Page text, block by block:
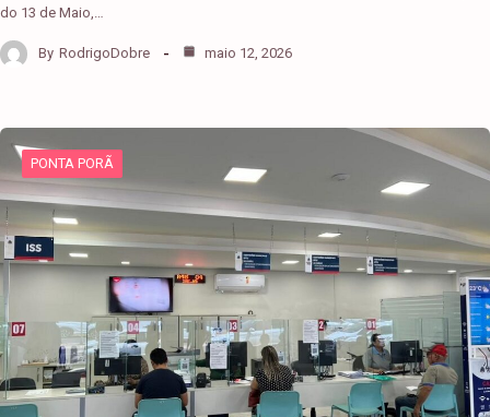
do 13 de Maio,…
By RodrigoDobre maio 12, 2026
PONTA PORÃ